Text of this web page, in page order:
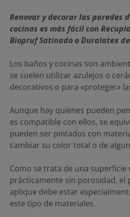
Renovar y decorar las paredes
cocinas es más fácil con
Biopruf Satinado o Duralatex
Los baños y cocinas son
se suelen utilizar azulejos o
decorativos o para «proteger»
Aunque hay quienes pueden
es compatible con ellos, se
pueden ser pintados con
cambiar su color total o de
Como se trata de una superficie
prácticamente sin porosidad, el
aplique debe estar
este tipo de materiales.